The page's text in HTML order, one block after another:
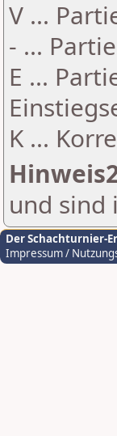
V ...
- ...
E ...
K ...
und sind
Der Schachturnier-
Impressum /